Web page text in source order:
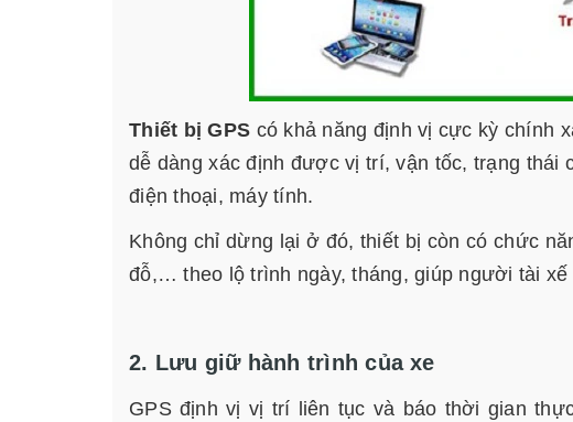
Thiết bị GPS có khả năng định vị cực kỳ chính
dễ dàng xác định được vị trí, vận tốc, trạng thái
điện thoại, máy tính.
Không chỉ dừng lại ở đó, thiết bị còn có chức
đỗ,… theo lộ trình ngày, tháng, giúp người tài
2. Lưu giữ hành trình của xe
GPS định vị vị trí liên tục và báo thời gian